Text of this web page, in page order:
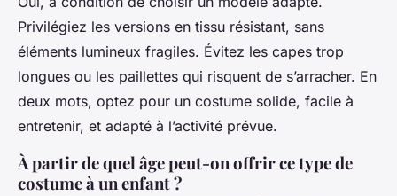
Privilégiez les versions en tissu résistant, sans
éléments lumineux fragiles. Évitez les capes trop
longues ou les paillettes qui risquent de s’arracher. En
deux mots, optez pour un costume solide, facile à
entretenir, et adapté à l’activité prévue.
À partir de quel âge peut-on offrir ce type de
costume à un enfant ?